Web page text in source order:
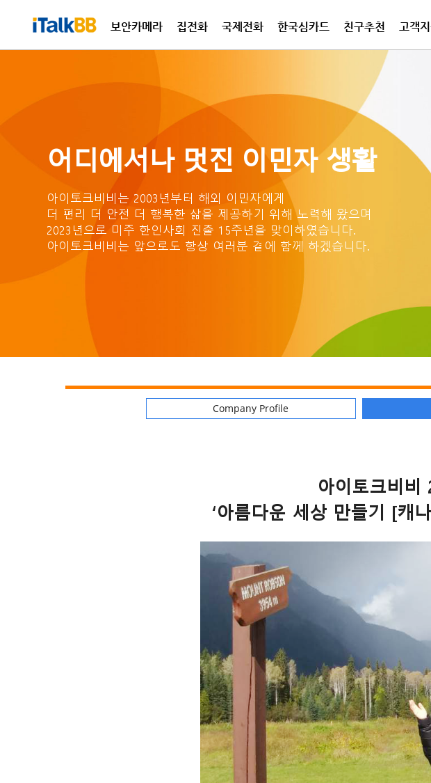
보안카메라 집전화 국제전화 한국심카드 친구추천 고객
보안카메라 알
집전화 플랜 프라임
국제전화 프라임 아
한국여행eSIM데이터
어디에서나 멋진 이민자 생활
아이토크비비는 2003년부터 해외 이민자에게
더 편리 더 안전 더 행복한 삶을 제공하기 위해 노력해 왔으며
2023년으로 미주 한인사회 진출 15주년을 맞이하였습니다.
아이토크비비는 앞으로도 항상 여러분 곁에 함께 하겠습니다.
Company Profile
아이토크비비
‘아름다운 세상 만들기 [캐